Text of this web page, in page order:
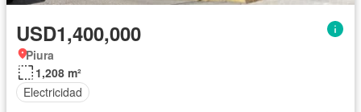
USD1,400,000
Piura
1,208 m²
Electricidad